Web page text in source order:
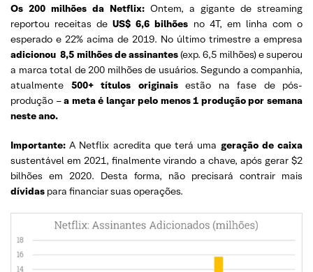
Os 200 milhões da Netflix: Ontem, a gigante de streaming
reportou receitas deUS$ 6,6 bilhões no 4T, em linha com o
esperado e 22% acima de 2019. No último trimestre a empresa
adicionou 8,5 milhões de assinantes(exp. 6,5 milhões) e superou
a marca total de 200 milhões de usuários. Segundo a companhia,
atualmente 500+ títulos originais estão na fase de pós-
produção –a meta é lançar pelo menos 1 produção por semana
neste ano.
Importante: A Netflix acredita que terá uma geração de caixa
sustentável em 2021, finalmente virando a chave, após gerar $2
bilhões em 2020. Desta forma, não precisará contrair mais
dívidas para financiar suas operações.